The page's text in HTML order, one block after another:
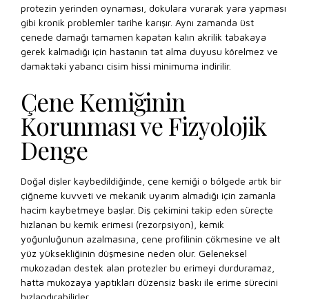
protezin yerinden oynaması, dokulara vurarak yara yapması
gibi kronik problemler tarihe karışır. Aynı zamanda üst
çenede damağı tamamen kapatan kalın akrilik tabakaya
gerek kalmadığı için hastanın tat alma duyusu körelmez ve
damaktaki yabancı cisim hissi minimuma indirilir.
Çene Kemiğinin
Korunması ve Fizyolojik
Denge
Doğal dişler kaybedildiğinde, çene kemiği o bölgede artık bir
çiğneme kuvveti ve mekanik uyarım almadığı için zamanla
hacim kaybetmeye başlar. Diş çekimini takip eden süreçte
hızlanan bu kemik erimesi (rezorpsiyon), kemik
yoğunluğunun azalmasına, çene profilinin çökmesine ve alt
yüz yüksekliğinin düşmesine neden olur. Geleneksel
mukozadan destek alan protezler bu erimeyi durduramaz,
hatta mukozaya yaptıkları düzensiz baskı ile erime sürecini
hızlandırabilirler.